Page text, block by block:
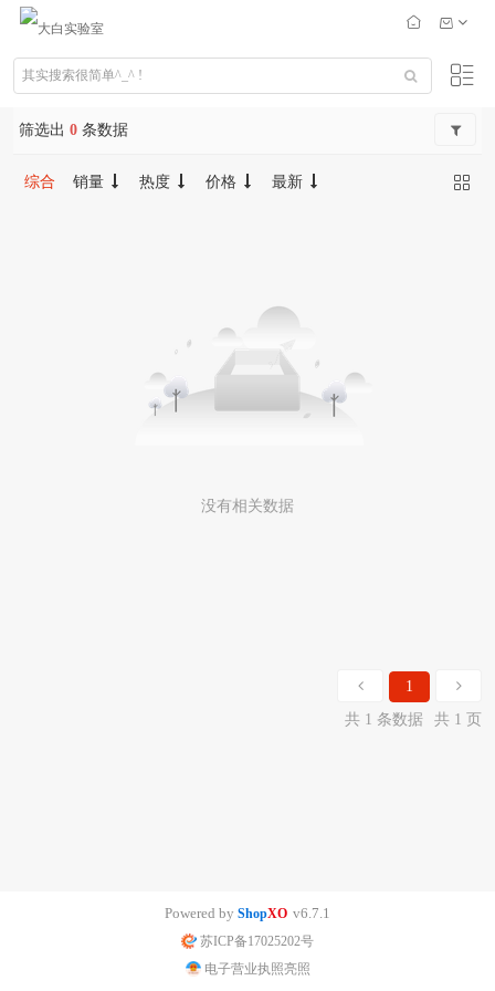
筛选出 0 条数据
综合 销量 热度 价格 最新
没有相关数据
1
共 1 条数据
共 1 页
Powered by ShopXO v6.7.1
苏ICP备17025202号
电子营业执照亮照